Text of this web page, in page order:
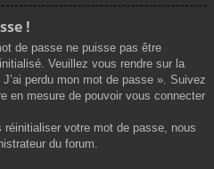
!
de passe ne puisse pas être
Veuillez vous rendre sur la
perdu mon mot de passe ». Suivez
en mesure de pouvoir vous connecter
votre mot de passe, nous
du forum.